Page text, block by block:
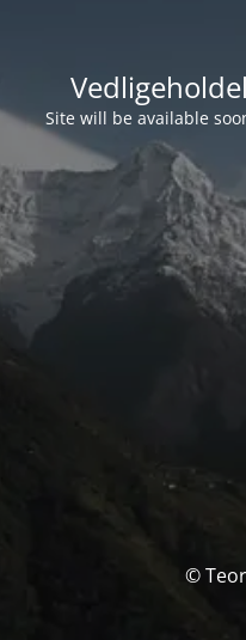
Site will be available
©